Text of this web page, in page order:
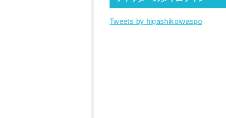
Tweets by higashikoiwaspo